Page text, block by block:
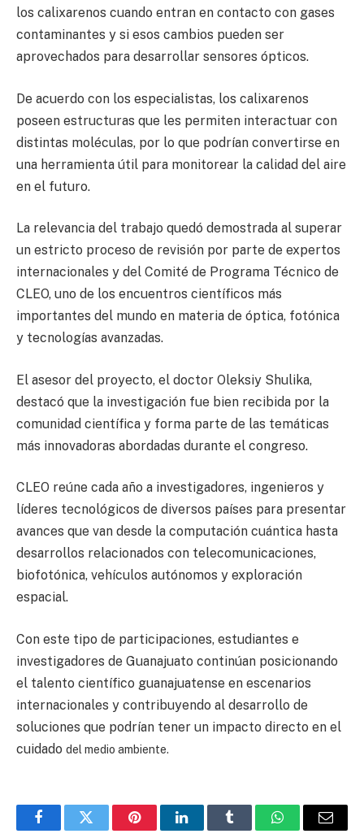
los calixarenos cuando entran en contacto con gases
contaminantes y si esos cambios pueden ser
aprovechados para desarrollar sensores ópticos.
De acuerdo con los especialistas, los calixarenos
poseen estructuras que les permiten interactuar con
distintas moléculas, por lo que podrían convertirse en
una herramienta útil para monitorear la calidad del aire
en el futuro.
La relevancia del trabajo quedó demostrada al superar
un estricto proceso de revisión por parte de expertos
internacionales y del Comité de Programa Técnico de
CLEO, uno de los encuentros científicos más
importantes del mundo en materia de óptica, fotónica
y tecnologías avanzadas.
El asesor del proyecto, el doctor Oleksiy Shulika,
destacó que la investigación fue bien recibida por la
comunidad científica y forma parte de las temáticas
más innovadoras abordadas durante el congreso.
CLEO reúne cada año a investigadores, ingenieros y
líderes tecnológicos de diversos países para presentar
avances que van desde la computación cuántica hasta
desarrollos relacionados con telecomunicaciones,
biofotónica, vehículos autónomos y exploración
espacial.
Con este tipo de participaciones, estudiantes e
investigadores de Guanajuato continúan posicionando
el talento científico guanajuatense en escenarios
internacionales y contribuyendo al desarrollo de
soluciones que podrían tener un impacto directo en el
cuidado del medio ambiente.
FacebookTwitter PinterestLinkedInTumblr WhatsAppEmail